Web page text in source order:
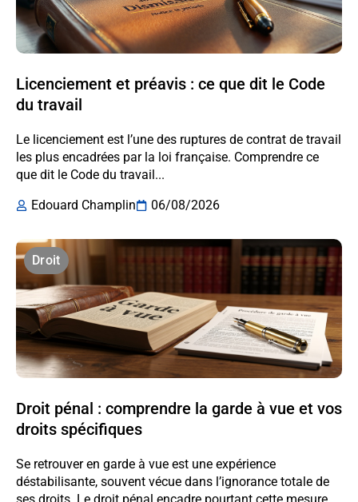
Licenciement et préavis : ce que dit le Code
du travail
Le licenciement est l’une des ruptures de contrat de travail
les plus encadrées par la loi française. Comprendre ce
que dit le Code du travail...
Edouard Champlin
06/08/2026
Droit
Droit pénal : comprendre la garde à vue et vos
droits spécifiques
Se retrouver en garde à vue est une expérience
déstabilisante, souvent vécue dans l’ignorance totale de